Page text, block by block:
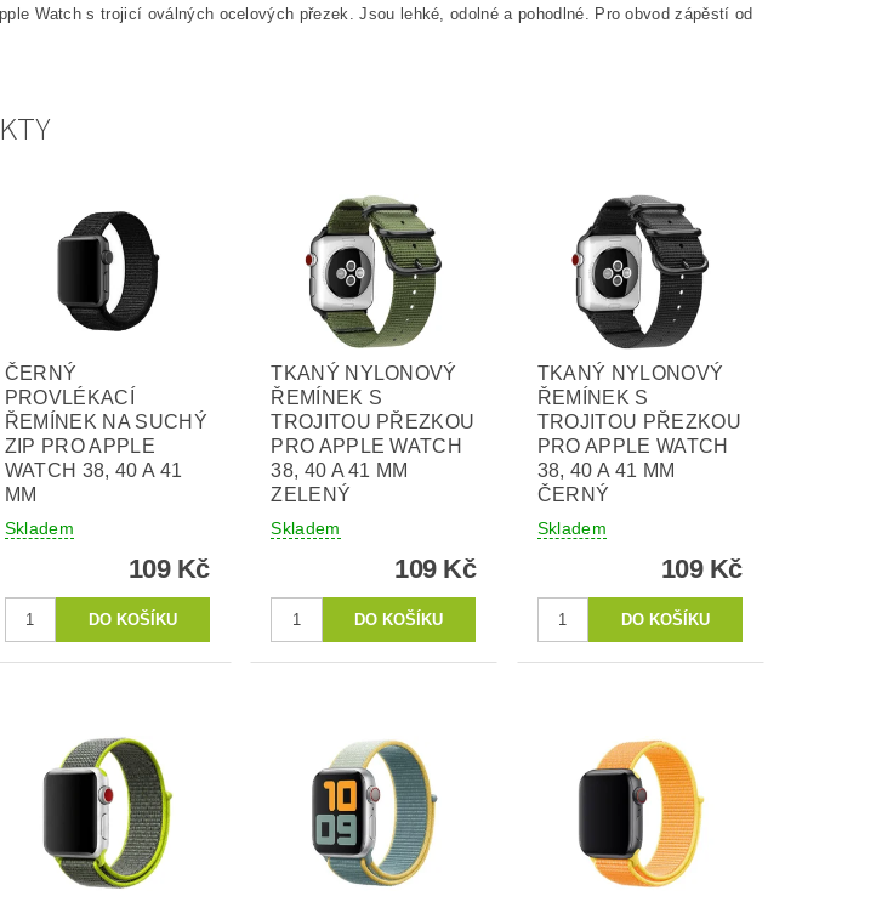
Watch s trojicí oválných ocelových přezek. Jsou lehké, odolné a pohodlné. Pro obvod zápěstí od
ČERNÝ
PROVLÉKACÍ
ŘEMÍNEK NA SUCHÝ
ZIP PRO APPLE
WATCH 38, 40 A 41
MM
Skladem
109 Kč
TKANÝ NYLONOVÝ
ŘEMÍNEK S
TROJITOU PŘEZKOU
PRO APPLE WATCH
38, 40 A 41 MM
ZELENÝ
Skladem
109 Kč
TKANÝ NYLONOVÝ
ŘEMÍNEK S
TROJITOU PŘEZKOU
PRO APPLE WATCH
38, 40 A 41 MM
ČERNÝ
Skladem
109 Kč